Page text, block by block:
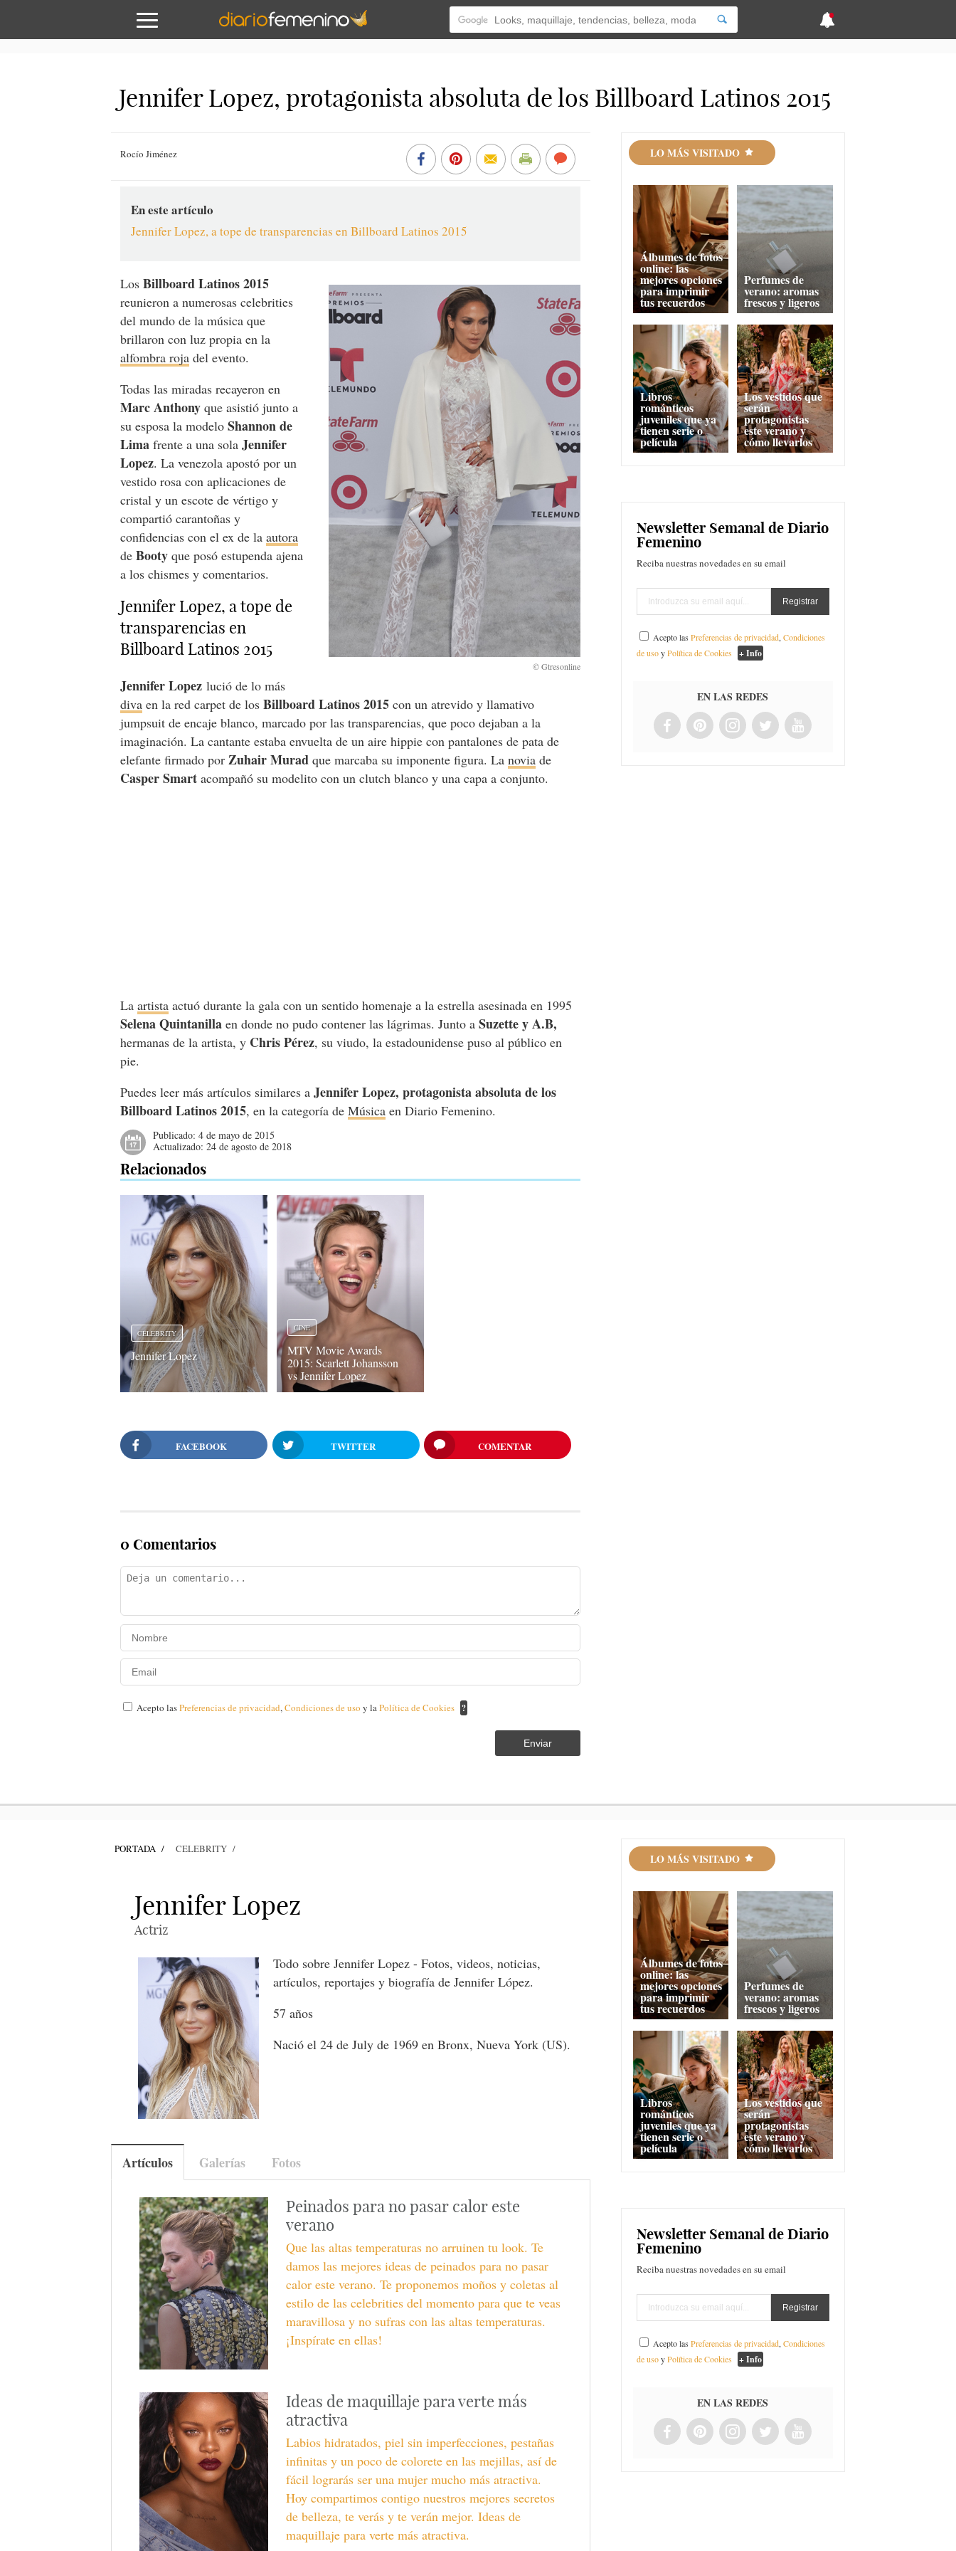
Jennifer Lopez, protagonista absoluta de los Billboard Latinos 2015
Rocío Jiménez
En este artículo
Jennifer Lopez, a tope de transparencias en Billboard Latinos 2015
LosBillboard Latinos 2015
reunieron a numerosas celebrities
del mundo de la música que
brillaron con luz propia en la
alfombra roja del evento.
Todas las miradas recayeron en
Marc Anthony que asistió junto a
su esposa la modeloShannon de
Lima frente a una sola Jennifer
Lopez. La venezola apostó por un
vestido rosa con aplicaciones de
cristal y un escote de vértigo y
compartió carantoñas y
confidencias con el ex de laautora
deBooty que posó estupenda ajena
a los chismes y comentarios.
Jennifer Lopez, a tope de
transparencias en
Billboard Latinos 2015
Jennifer Lopez lució de lo más
diva en la red carpet de losBillboard Latinos 2015 con un atrevido y llamativo
jumpsuit de encaje blanco, marcado por las transparencias, que poco dejaban a la
imaginación. La cantante estaba envuelta de un aire hippie con pantalones de pata de
elefante firmado por Zuhair Murad que marcaba su imponente figura. Lanovia de
Casper Smart acompañó su modelito con un clutch blanco y una capa a conjunto.
Laartista actuó durante la gala con un sentido homenaje a la estrella asesinada en 1995
Selena Quintanilla en donde no pudo contener las lágrimas. Junto a Suzette y A.B,
hermanas de la artista, y Chris Pérez, su viudo, la estadounidense puso al público en
pie.
Puedes leer más artículos similares aJennifer Lopez, protagonista absoluta de los
Billboard Latinos 2015, en la categoría deMúsica en Diario Femenino.
Publicado:4 de mayo de 2015
Actualizado:24 de agosto de 2018
Relacionados
CELEBRITY
Jennifer Lopez
CINE
MTV Movie Awards
2015: Scarlett Johansson
vs Jennifer Lopez
FACEBOOK TWITTER COMENTAR
0 Comentarios
Acepto lasPreferencias de privacidad,Condiciones de usoy laPolítica de Cookies ?
Enviar
LO MÁS VISITADO
Álbumes de fotos
online: las
mejores opciones
para imprimir
tus recuerdos
Perfumes de
verano: aromas
frescos y ligeros
Libros
románticos
juveniles que ya
tienen serie o
película
Los vestidos que
serán
protagonistas
este verano y
cómo llevarlos
Newsletter Semanal de Diario
Femenino
Reciba nuestras novedades en su email
Acepto lasPreferencias de privacidad,Condiciones
de usoyPolítica de Cookies + Info
EN LAS REDES
PORTADA CELEBRITY
Jennifer Lopez
Actriz
Todo sobre Jennifer Lopez - Fotos, videos, noticias,
artículos, reportajes y biografía de Jennifer López.
57 años
Nació el 24 de July de 1969 en Bronx, Nueva York (US).
Artículos Galerías Fotos
Peinados para no pasar calor este
verano
Que las altas temperaturas no arruinen tu look. Te
damos las mejores ideas de peinados para no pasar
calor este verano. Te proponemos moños y coletas al
estilo de las celebrities del momento para que te veas
maravillosa y no sufras con las altas temperaturas.
¡Inspírate en ellas!
Ideas de maquillaje para verte más
atractiva
Labios hidratados, piel sin imperfecciones, pestañas
infinitas y un poco de colorete en las mejillas, así de
fácil lograrás ser una mujer mucho más atractiva.
Hoy compartimos contigo nuestros mejores secretos
de belleza, te verás y te verán mejor. Ideas de
maquillaje para verte más atractiva.
LO MÁS VISITADO
Álbumes de fotos
online: las
mejores opciones
para imprimir
tus recuerdos
Perfumes de
verano: aromas
frescos y ligeros
Libros
románticos
juveniles que ya
tienen serie o
película
Los vestidos que
serán
protagonistas
este verano y
cómo llevarlos
Newsletter Semanal de Diario
Femenino
Reciba nuestras novedades en su email
Acepto lasPreferencias de privacidad,Condiciones
de usoyPolítica de Cookies + Info
EN LAS REDES